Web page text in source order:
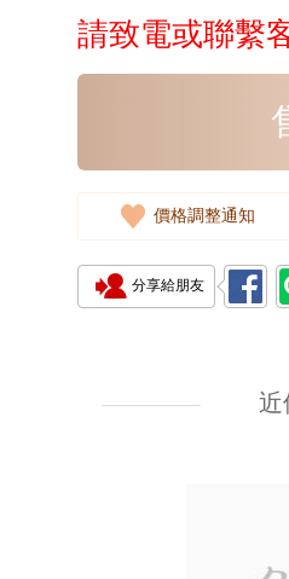
請致電或聯繫
價格調整通知
分享給朋友
近
18KW 4.50